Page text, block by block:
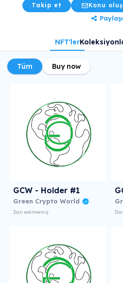
Takip et Konu
NFT'ler
Tüm Buy now
GCW - Holder #1
Green Crypto World
İlan edilmemiş